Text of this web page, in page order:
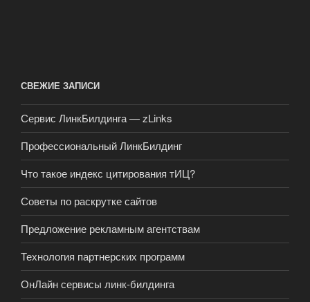
СВЕЖИЕ ЗАПИСИ
Сервис ЛинкБилдинга — zLinks
Профессиональный ЛинкБилдинг
Что такое индекс цитирования тИЦ?
Советы по раскрутке сайтов
Предложение рекламным агентствам
Технология партнерских программ
ОнЛайн сервисы линк-билдинга